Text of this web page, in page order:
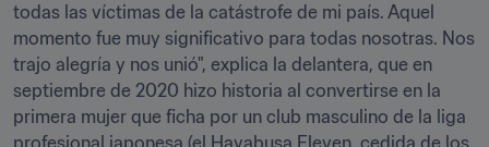
todas las víctimas de la catástrofe de mi país. Aquel
momento fue muy significativo para todas nosotras. Nos
trajo alegría y nos unió", explica la delantera, que en
septiembre de 2020 hizo historia al convertirse en la
primera mujer que ficha por un club masculino de la liga
profesional japonesa (el Hayabusa Eleven, cedida de los